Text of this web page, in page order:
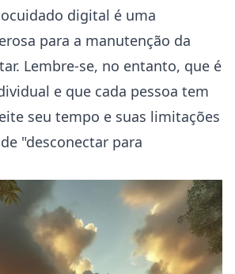
digital é uma
para a manutenção da
Lembre-se, no entanto, que é
e que cada pessoa tem
seu tempo e suas limitações
"desconectar para